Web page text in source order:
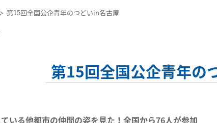
第15回全国公企青年のつどいin名古屋
第15回全国公企青年の
いる他都市の仲間の姿を見た！全国から76人が参加